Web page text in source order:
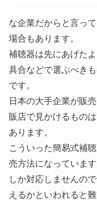
な企業だからと言っ
場合もあります。
補聴器は先にあげた
具合などで選ぶべき
です。
日本の大手企業が販
販店で見かけるもの
あります。
こういった簡易式補
売方法になっていま
しか対応しませんの
えるかといわれると